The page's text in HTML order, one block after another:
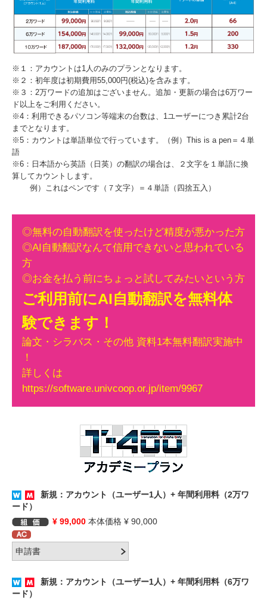
※１：アカウントは1人のみのプランとなります。
※２：初年度は初期費用55,000円(税込)を含みます。
※３：2万ワードの追加はございません。追加・更新の場合は6万ワー
ド以上をご利用ください。
※4：利用できるパソコン等端末の台数は、1ユーザーにつき累計2台
までとなります。
※5：カウントは単語単位で行っています。（例）This is a pen＝４単
語
※6：日本語から英語（日英）の翻訳の場合は、２文字を１単語に換
算してカウントします。
例）これはペンです（７文字）＝４単語（四捨五入）
◎無料の自動翻訳を使ったけど精度が悪かった方
◎AI自動翻訳なんて信用できないと思われている
方
◎お金を払う前にちょっと試してみたいという方
ご利用前にAI自動翻訳を無料体
験できます！
論文・シラバス・その他 資料1本無料翻訳実施中
！
詳しくは
https://software.univcoop.or.jp/item/9967
新規：アカウント（ユーザー1人）+ 年間利用料（2万ワ
ード）
¥ 99,000 本体価格 ¥ 90,000
新規：アカウント（ユーザー1人）+ 年間利用料（6万ワ
ード）